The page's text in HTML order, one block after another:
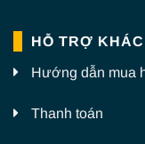
HỖ TRỢ
Hướng dẫn mua
Thanh toán